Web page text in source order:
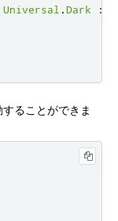
Universal .Dark :
ることができま